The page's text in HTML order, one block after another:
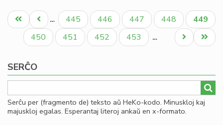
sin
Pagination
Unua
paĝo
Antaŭa
paĝo
… Paĝo
445 Paĝo
446 Paĝo
447 Paĝo
448
Aktuala
paĝo
449
Paĝo
450 Paĝo
451 Paĝo
452 Paĝo
453 …
Last
page
Next
page
SERĈO
Serĉu per (fragmento de) teksto aŭ HeKo-kodo. Minuskloj kaj
majuskloj egalas. Esperantaj literoj ankaŭ en x-formato.